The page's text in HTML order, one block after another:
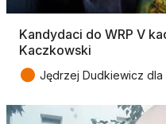
Kandydaci do WRP V
Kaczkowski
● Jędrzej Dudkiewicz dla